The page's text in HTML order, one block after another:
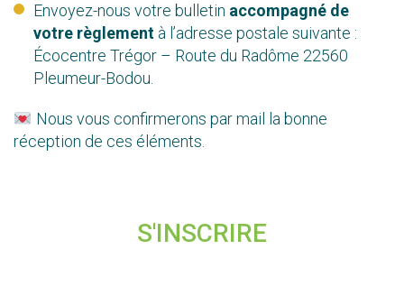
Envoyez-nous votre bulletin accompagné de
votre règlement à l’adresse postale suivante :
Écocentre Trégor – Route du Radôme 22560
Pleumeur-Bodou.
Nous vous confirmerons par mail la bonne
réception de ces éléments.
S'INSCRIRE